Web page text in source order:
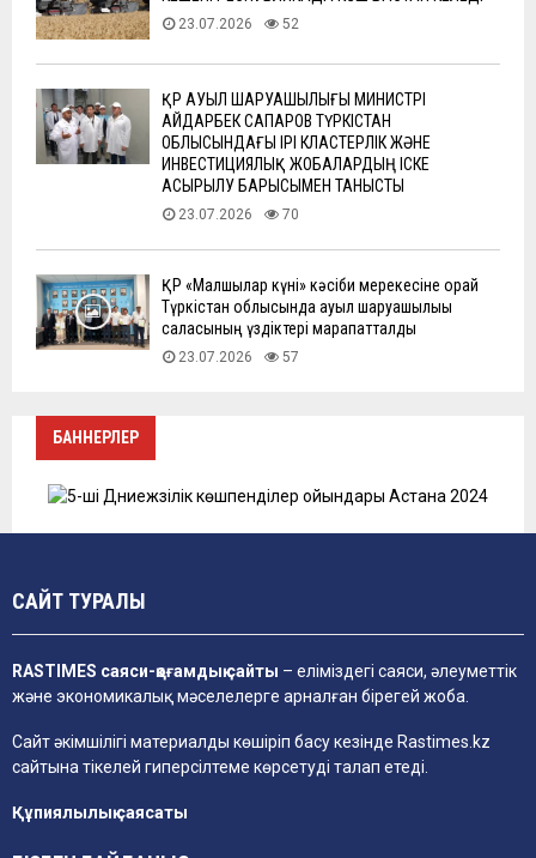
23.07.2026 52
ҚР АУЫЛ ШАРУАШЫЛЫҒЫ МИНИСТРІ
АЙДАРБЕК САПАРОВ ТҮРКІСТАН
ОБЛЫСЫНДАҒЫ ІРІ КЛАСТЕРЛІК ЖӘНЕ
ИНВЕСТИЦИЯЛЫҚ ЖОБАЛАРДЫҢ ІСКЕ
АСЫРЫЛУ БАРЫСЫМЕН ТАНЫСТЫ
23.07.2026 70
ҚР «Малшылар күні» кәсіби мерекесіне орай
Түркістан облысында ауыл шаруашылығы
саласының үздіктері марапатталды
23.07.2026 57
БАННЕРЛЕР
САЙТ ТУРАЛЫ
RASTIMES саяси-қоғамдық сайты – еліміздегі саяси, әлеуметтік
және экономикалық мәселелерге арналған бірегей жоба.
Сайт әкімшілігі материалды көшіріп басу кезінде Rastimes.kz
сайтына тікелей гиперсілтеме көрсетуді талап етеді.
Құпиялылық саясаты